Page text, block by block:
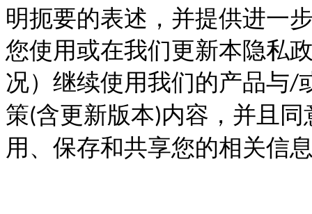
明扼要的表述，并提供进一
您使用或在我们更新本隐私
况）继续使用我们的产品与/
策(含更新版本)内容，并且
用、保存和共享您的相关信